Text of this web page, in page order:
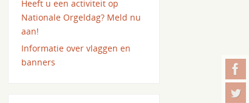
Heeft u een activiteit op
Nationale Orgeldag? Meld nu
aan!
Informatie over vlaggen en
banners